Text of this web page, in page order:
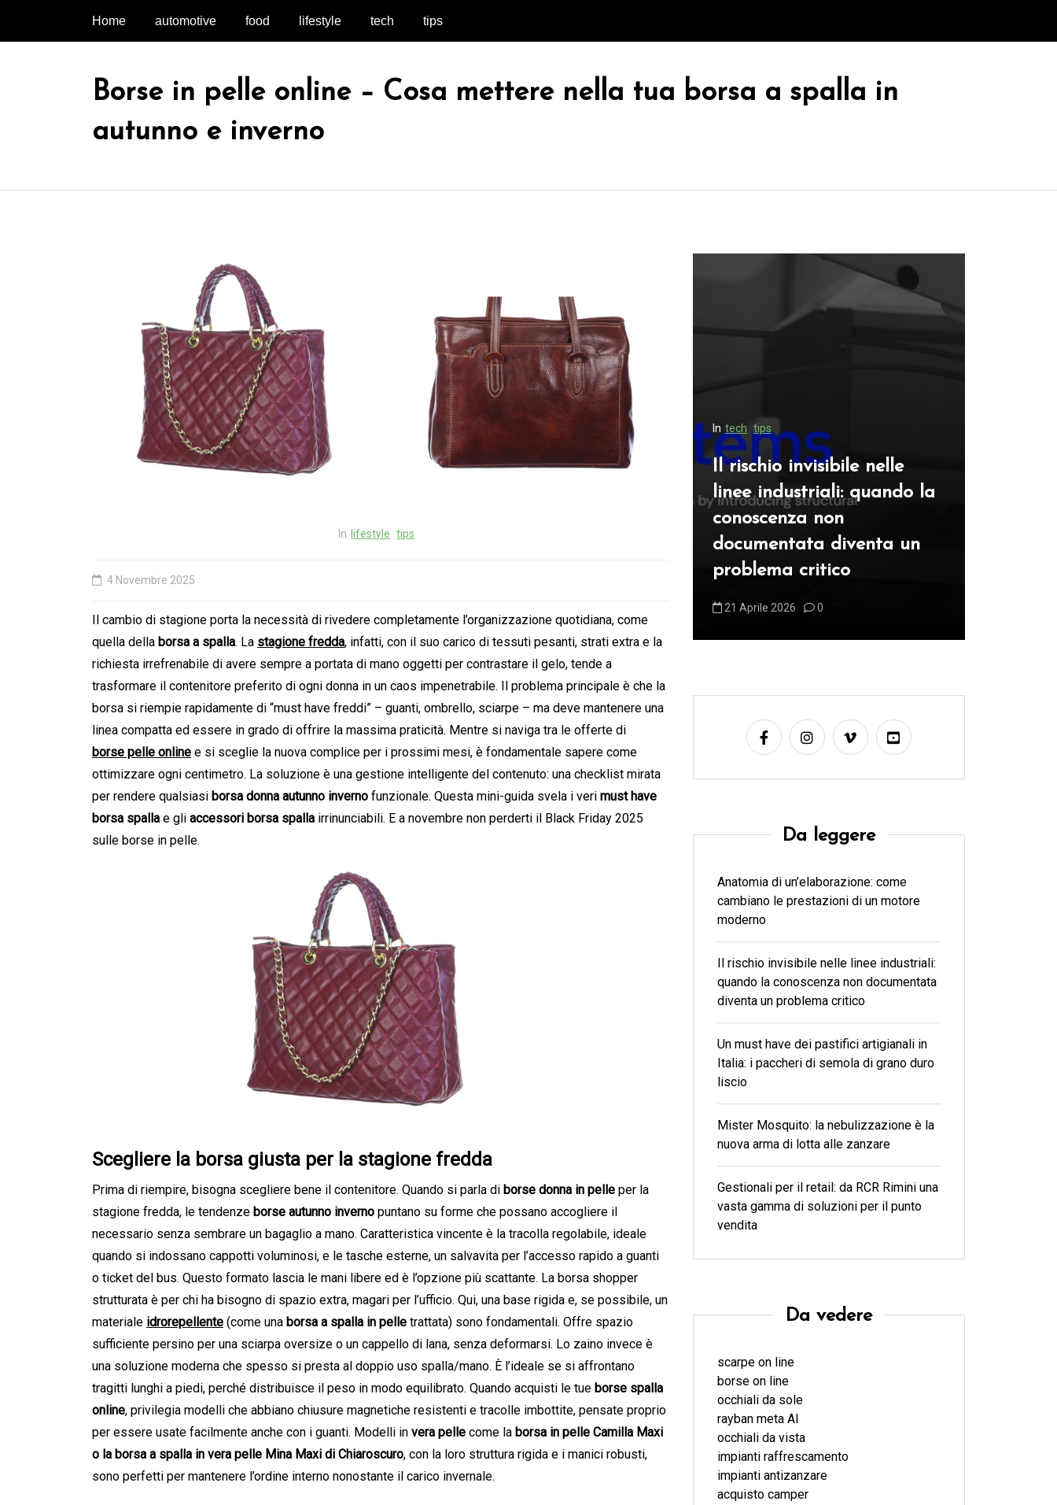
contenuto
Home automotive food lifestyle tech tips
Borse in pelle online – Cosa mettere nella tua borsa a spalla in
autunno e inverno
In lifestyle tips
4 Novembre 2025
Il cambio di stagione porta la necessità di rivedere completamente l’organizzazione quotidiana, come
quella della borsa a spalla. La stagione fredda, infatti, con il suo carico di tessuti pesanti, strati extra e la
richiesta irrefrenabile di avere sempre a portata di mano oggetti per contrastare il gelo, tende a
trasformare il contenitore preferito di ogni donna in un caos impenetrabile. Il problema principale è che la
borsa si riempie rapidamente di “must have freddi” – guanti, ombrello, sciarpe – ma deve mantenere una
linea compatta ed essere in grado di offrire la massima praticità. Mentre si naviga tra le offerte di
borse pelle online e si sceglie la nuova complice per i prossimi mesi, è fondamentale sapere come
ottimizzare ogni centimetro. La soluzione è una gestione intelligente del contenuto: una checklist mirata
per rendere qualsiasi borsa donna autunno inverno funzionale. Questa mini-guida svela i veri must have
borsa spalla e gli accessori borsa spalla irrinunciabili. E a novembre non perderti il Black Friday 2025
sulle borse in pelle.
Scegliere la borsa giusta per la stagione fredda
Prima di riempire, bisogna scegliere bene il contenitore. Quando si parla di borse donna in pelle per la
stagione fredda, le tendenze borse autunno inverno puntano su forme che possano accogliere il
necessario senza sembrare un bagaglio a mano. Caratteristica vincente è la tracolla regolabile, ideale
quando si indossano cappotti voluminosi, e le tasche esterne, un salvavita per l’accesso rapido a guanti
o ticket del bus. Questo formato lascia le mani libere ed è l’opzione più scattante. La borsa shopper
strutturata è per chi ha bisogno di spazio extra, magari per l’ufficio. Qui, una base rigida e, se possibile, un
materiale idrorepellente (come una borsa a spalla in pelle trattata) sono fondamentali. Offre spazio
sufficiente persino per una sciarpa oversize o un cappello di lana, senza deformarsi. Lo zaino invece è
una soluzione moderna che spesso si presta al doppio uso spalla/mano. È l’ideale se si affrontano
tragitti lunghi a piedi, perché distribuisce il peso in modo equilibrato. Quando acquisti le tue borse spalla
online, privilegia modelli che abbiano chiusure magnetiche resistenti e tracolle imbottite, pensate proprio
per essere usate facilmente anche con i guanti. Modelli in vera pelle come la borsa in pelle Camilla Maxi
o la borsa a spalla in vera pelle Mina Maxi di Chiaroscuro, con la loro struttura rigida e i manici robusti,
sono perfetti per mantenere l’ordine interno nonostante il carico invernale.
In tech tips
Il rischio invisibile nelle
documentata diventa un
problema critico
In automotive
In tech tips
Il rischio invisibile nelle
linee industriali: quando la
conoscenza non
documentata diventa un
problema critico
21 Aprile 2026 0
Da leggere
Anatomia di un’elaborazione: come
cambiano le prestazioni di un motore
moderno
Il rischio invisibile nelle linee industriali:
quando la conoscenza non documentata
diventa un problema critico
Un must have dei pastifici artigianali in
Italia: i paccheri di semola di grano duro
liscio
Mister Mosquito: la nebulizzazione è la
nuova arma di lotta alle zanzare
Gestionali per il retail: da RCR Rimini una
vasta gamma di soluzioni per il punto
vendita
Da vedere
scarpe on line
borse on line
occhiali da sole
rayban meta AI
occhiali da vista
impianti raffrescamento
impianti antizanzare
acquisto camper